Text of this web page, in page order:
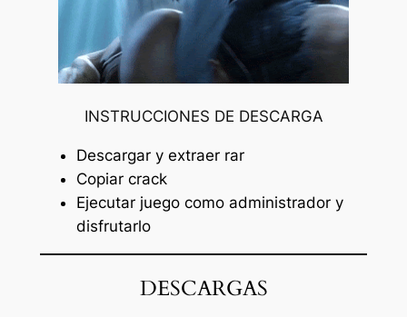
INSTRUCCIONES DE DESCARGA
Descargar y extraer rar
Copiar crack
Ejecutar juego como administrador y
disfrutarlo
DESCARGAS